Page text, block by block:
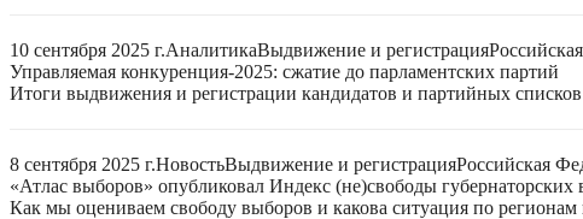
10 сентября 2025 г.АналитикаВыдвижение и регистрация
Управляемая конкуренция-2025: сжатие до парламентских партий
Итоги выдвижения и регистрации кандидатов и партийных
8 сентября 2025 г.НовостьВыдвижение и регистрацияРоссийская
«Атлас выборов» опубликовал Индекс (не)свободы губернаторских
Как мы оцениваем свободу выборов и какова ситуация по регионам